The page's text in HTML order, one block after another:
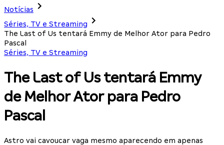
Notícias
Séries, TV e Streaming
The Last of Us tentará Emmy de Melhor Ator para Pedro
Pascal
Séries, TV e Streaming
The Last of Us tentará Emmy
de Melhor Ator para Pedro
Pascal
Astro vai cavoucar vaga mesmo aparecendo em apenas